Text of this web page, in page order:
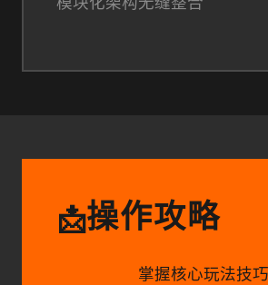
📩操作攻略
掌握核心玩法技巧